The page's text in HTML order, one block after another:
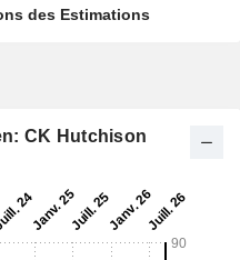
des Estimations
CK Hutchison